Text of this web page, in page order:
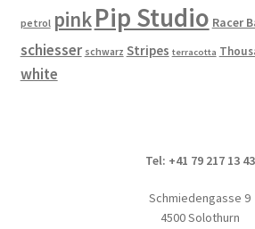
petrol pinkPip Studio Racer
schiesser schwarz Stripes terracotta
white
Tel: +41 79 217 13 43
Schmiedengasse 9
4500 Solothurn